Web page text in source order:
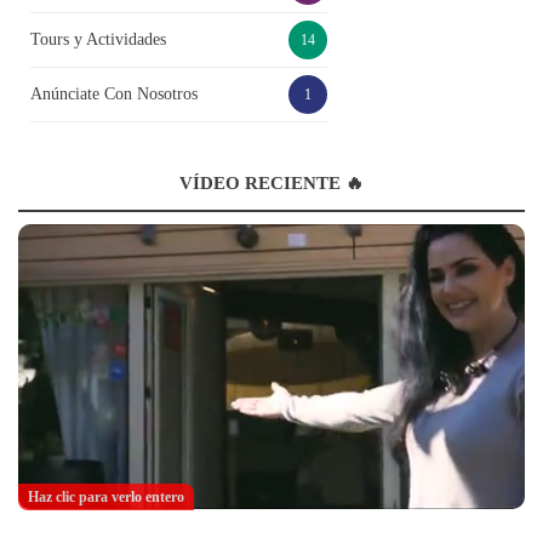
Tours y Actividades 14
Anúnciate Con Nosotros 1
VÍDEO RECIENTE 🔥
Haz clic para verlo entero